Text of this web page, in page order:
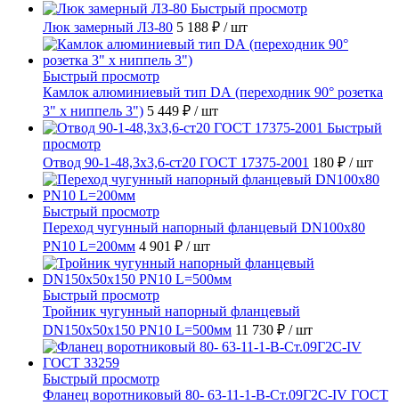
Быстрый просмотр
Люк замерный ЛЗ-80 5 188 ₽ / шт
Быстрый просмотр
Камлок алюминиевый тип DА (переходник 90° розетка
3" х ниппель 3") 5 449 ₽ / шт
Быстрый
просмотр
Отвод 90-1-48,3х3,6-ст20 ГОСТ 17375-2001 180 ₽ / шт
Быстрый просмотр
Переход чугунный напорный фланцевый DN100х80
PN10 L=200мм 4 901 ₽ / шт
Быстрый просмотр
Тройник чугунный напорный фланцевый
DN150х50х150 PN10 L=500мм 11 730 ₽ / шт
Быстрый просмотр
Фланец воротниковый 80- 63-11-1-B-Ст.09Г2С-IV ГОСТ